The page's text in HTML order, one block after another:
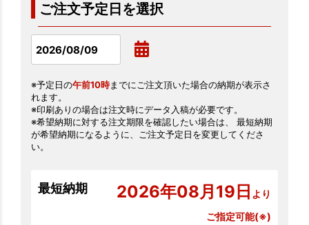
ご注文予定日を選択
※予定日の午前10時までにご注文頂いた場合の納期が表示さ
れます。
※印刷ありの場合は注文時にデータ入稿が必要です。
※希望納期に対する注文期限を確認したい場合は、 最短納期
が希望納期になるように、ご注文予定日を変更してくださ
い。
最短納期 2026年08月19日 より
ご指定可能(※)